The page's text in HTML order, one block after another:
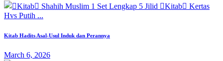
Kitab Hadits Asal-Usul Induk dan Perannya
March 6, 2026